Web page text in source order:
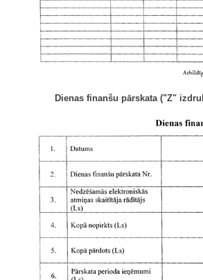
Dienas finanšu pārskata ("Z"